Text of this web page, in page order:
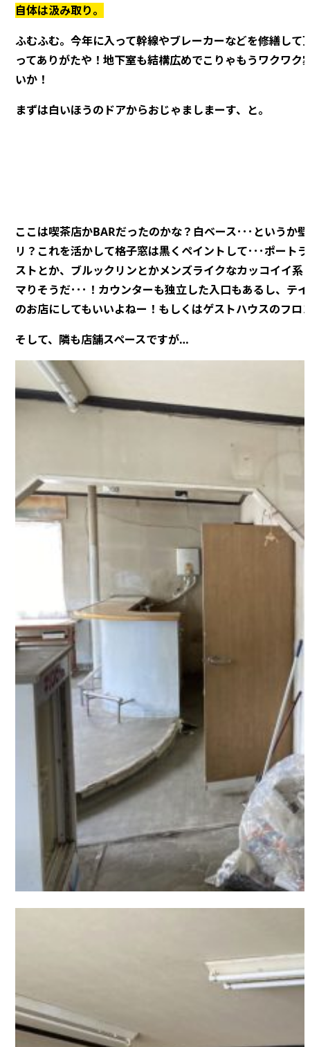
自体は汲み取り。
ふむふむ。今年に入って幹線やブレーカーなどを修繕して
ってありがたや！地下室も結構広めでこりゃもうワクワク
いか！
まずは白いほうのドアからおじゃましまーす、と。
ここは喫茶店かBARだったのかな？白ベース･･･というか
リ？これを活かして格子窓は黒くペイントして･･･ポート
ストとか、ブルックリンとかメンズライクなカッコイイ系
マりそうだ･･･！カウンターも独立した入口もあるし、テ
のお店にしてもいいよねー！もしくはゲストハウスのフロ
そして、隣も店舗スペースですが…